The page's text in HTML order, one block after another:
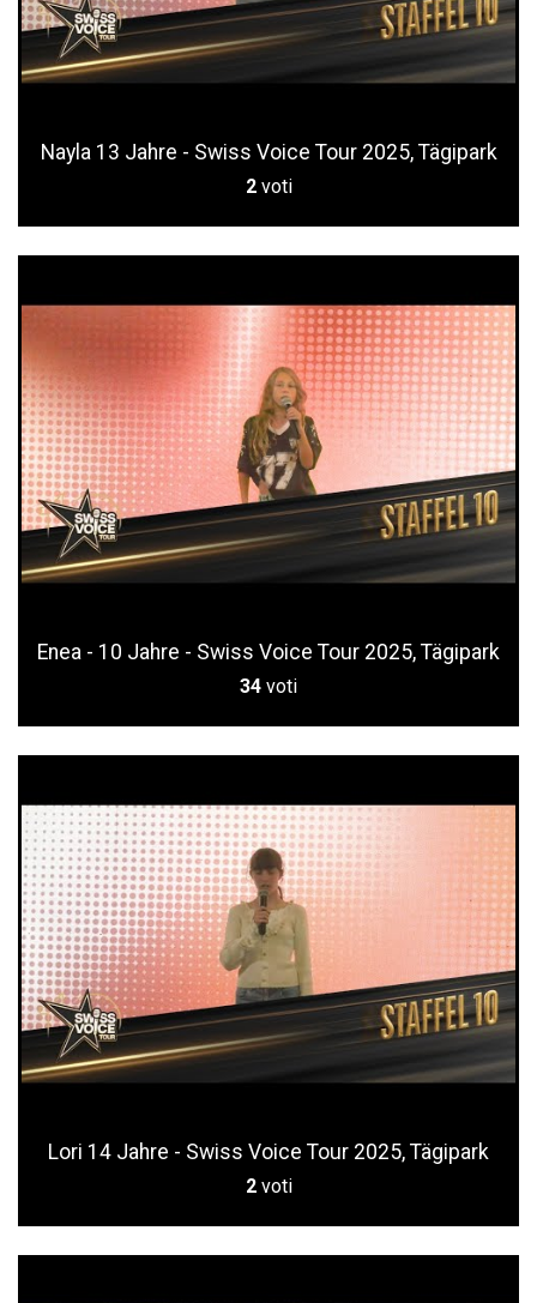
Nayla 13 Jahre - Swiss Voice Tour 2025, Tägipark
2 voti
Enea - 10 Jahre - Swiss Voice Tour 2025, Tägipark
34 voti
Lori 14 Jahre - Swiss Voice Tour 2025, Tägipark
2 voti